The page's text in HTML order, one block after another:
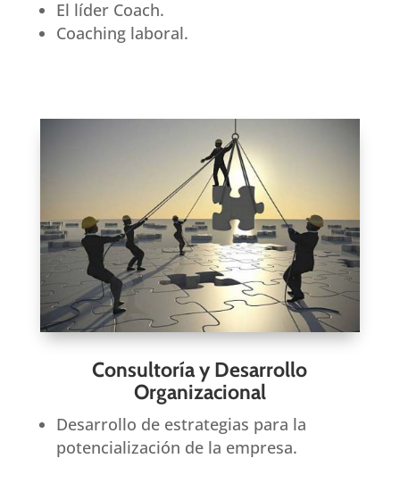
El líder Coach.
Coaching laboral.
Consultoría y Desarrollo
Organizacional
Desarrollo de estrategias para la
potencialización de la empresa.